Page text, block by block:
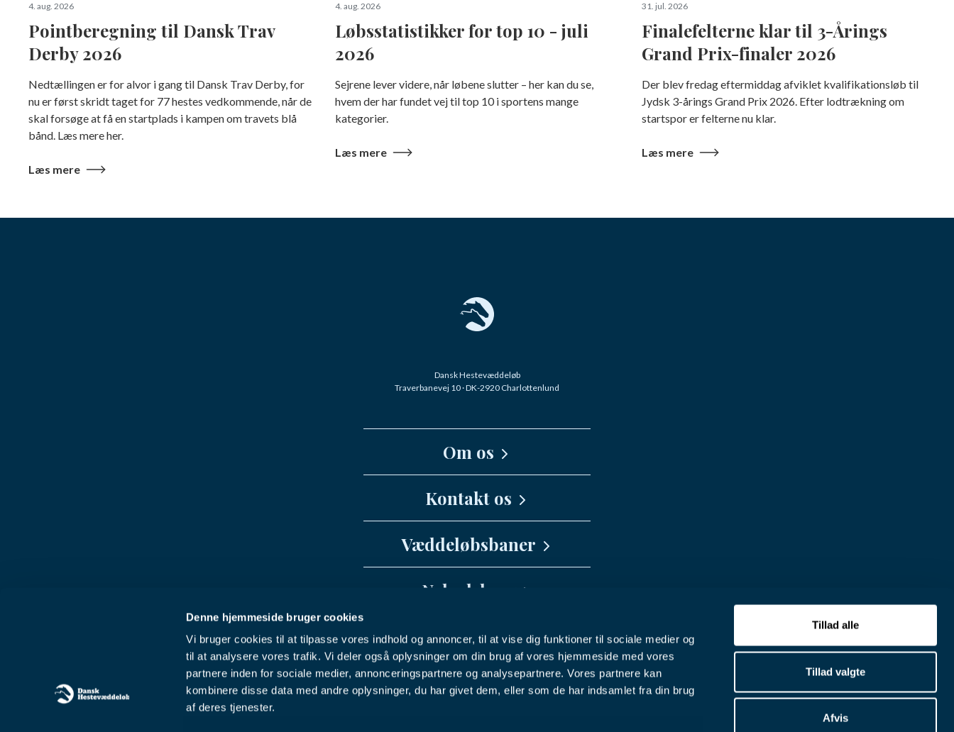
Denne hjemmeside bruger cookies
Vi bruger cookies til at tilpasse vores indhold og annoncer, til at vise dig funktioner til sociale medier og
til at analysere vores trafik. Vi deler også oplysninger om din brug af vores hjemmeside med vores
partnere inden for sociale medier, annonceringspartnere og analysepartnere. Vores partnere kan
kombinere disse data med andre oplysninger, du har givet dem, eller som de har indsamlet fra din brug
af deres tjenester.
Tillad alle
Tillad valgte
Afvis
4. aug. 2026
Pointberegning til Dansk Trav
Derby 2026
Nedtællingen er for alvor i gang til Dansk Trav Derby, for
nu er først skridt taget for 77 hestes vedkommende, når de
skal forsøge at få en startplads i kampen om travets blå
bånd. Læs mere her.
Læs mere
4. aug. 2026
Løbsstatistikker for top 10 - juli
2026
Sejrene lever videre, når løbene slutter – her kan du se,
hvem der har fundet vej til top 10 i sportens mange
kategorier.
Læs mere
31. jul. 2026
Finalefelterne klar til 3-Årings
Grand Prix-finaler 2026
Der blev fredag eftermiddag afviklet kvalifikationsløb til
Jydsk 3-årings Grand Prix 2026. Efter lodtrækning om
startspor er felterne nu klar.
Læs mere
Dansk Hestevæddeløb
Traverbanevej 10 · DK-2920 Charlottenlund
Om os
Kontakt os
info@danskhv.dk
Væddeløbsbaner
Nykøbing F Travbane
Charlottenlund Travbane
Nyhedsbrev
Hestevæddeløb direkte i din indbakke?
NYHEDSBREV
Facebook Youtube Instagram